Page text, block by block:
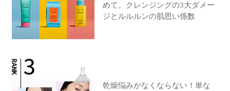
めて。クレンジングの3大ダメー
ジとルルルンの肌思い係数
1070
乾燥悩みがなくならない！単な